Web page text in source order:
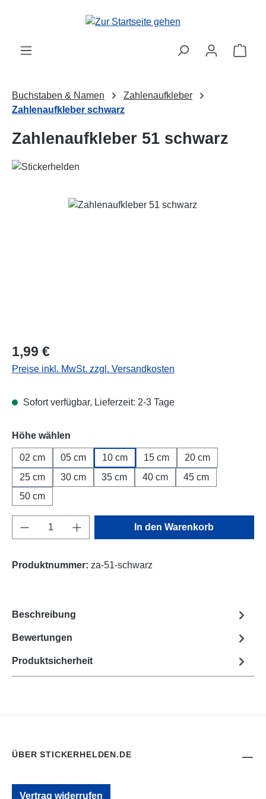
Zum Hauptinhalt springen
Buchstaben & Namen
Zahlenaufkleber
Zahlenaufkleber schwarz
Zahlenaufkleber 51 schwarz
Bildergalerie überspringen
Regulärer Preis:
1,99 €
Preise inkl. MwSt. zzgl. Versandkosten
Sofort verfügbar, Lieferzeit: 2-3 Tage
Höhe wählen
02 cm 05 cm 10 cm 15 cm
20 cm
25 cm
30 cm 35 cm 40 cm
45 cm
50 cm
Produkt Anzahl: Gib den gewünschten
In den Warenkorb
Produktnummer: za-51-schwarz
Beschreibung
Bewertungen
Produktsicherheit
ÜBER STICKERHELDEN.DE
Vertrag widerrufen